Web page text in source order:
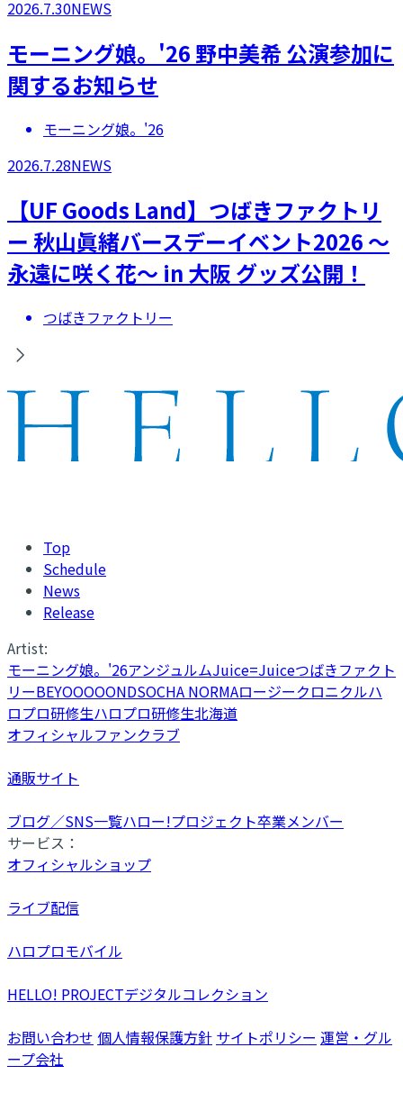
2026.7.30NEWS
モーニング娘。'26 野中美希 公演参加に
関するお知らせ
モーニング娘。'26
2026.7.28NEWS
【UF Goods Land】つばきファクトリ
ー 秋山眞緒バースデーイベント2026 ～
永遠に咲く花～ in 大阪 グッズ公開！
つばきファクトリー
Top
Schedule
News
Release
Artist:
モーニング娘。'26アンジュルムJuice=Juiceつばきファクト
リーBEYOOOOONDSOCHA NORMAロージークロニクルハ
ロプロ研修生ハロプロ研修生北海道
オフィシャルファンクラブ
通販サイト
ブログ／SNS一覧ハロー!プロジェクト卒業メンバー
サービス：
オフィシャルショップ
ライブ配信
ハロプロモバイル
HELLO! PROJECTデジタルコレクション
お問い合わせ 個人情報保護方針 サイトポリシー 運営・グル
ープ会社